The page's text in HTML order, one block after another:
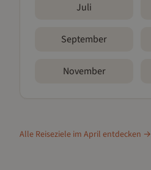
Juli
September
November
Alle Reiseziele im April entdecken →